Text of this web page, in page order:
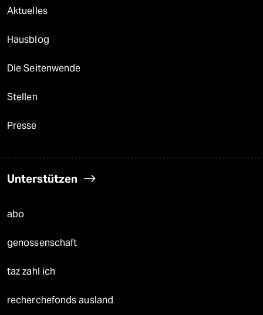
Aktuelles
Hausblog
Die Seitenwende
Stellen
Presse
Unterstützen
abo
genossenschaft
taz zahl ich
recherchefonds ausland